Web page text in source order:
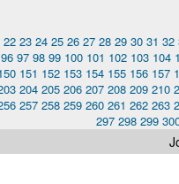
22 23 24 25 26 27 28 29 30 31 32
96 97 98 99 100 101 102 103 104
151 152 153 154 155 156 157
204 205 206 207 208 209 210
257 258 259 260 261 262 263
297 298 299